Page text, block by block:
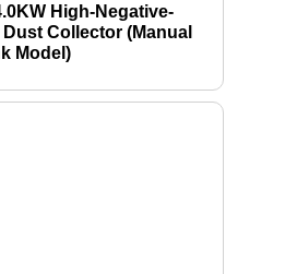
High-Negative-
Collector (Manual
Model)